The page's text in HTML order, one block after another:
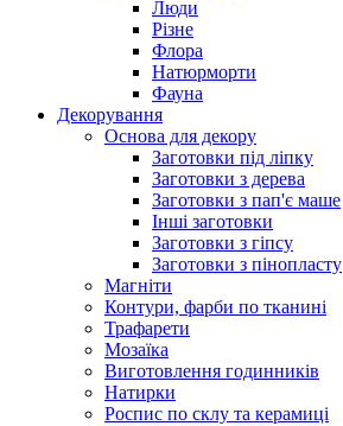
Люди
Різне
Флора
Натюрморти
Фауна
Декорування
Основа для декору
Заготовки під ліпку
Заготовки з дерева
Заготовки з пап'є маше
Інші заготовки
Заготовки з гіпсу
Заготовки з пінопласту
Магніти
Контури, фарби по тканині
Трафарети
Мозаїка
Виготовлення годинників
Натирки
Роспис по склу та керамиці